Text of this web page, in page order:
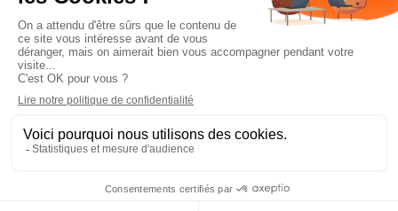
BeOnPerf Suisse
Rue de Carouge 22/24
CH-1205 Genève
Conditions Générale de Vente Mentions légales de BeOnPerf